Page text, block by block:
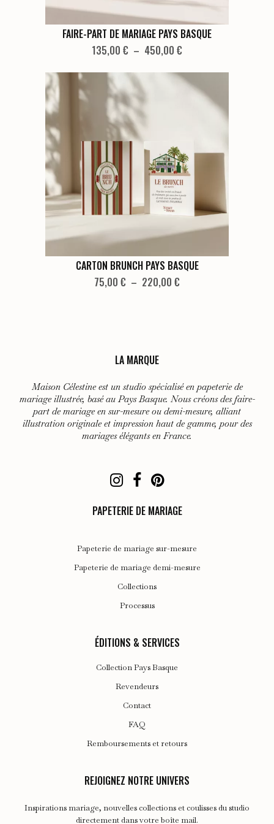
du
produit
plusieurs
variations.
Les
options
peuvent
être
choisies
sur
la
du
produit
FAIRE-PART DE MARIAGE PAYS BASQUE
135,00 € – 450,00 €Plage
prix :
135,00 €
être
choisies
sur
CARTON BRUNCH PAYS BASQUE
75,00 € – 220,00 €Plage
LA MARQUE
Maison Célestine est un studio spécialisé en papeterie de
mariage illustrée, basé au Pays Basque. Nous créons des faire-
part de mariage en sur-mesure ou demi-mesure, alliant
illustration originale et impression haut de gamme, pour des
mariages élégants en France.
PAPETERIE DE MARIAGE
Papeterie de mariage sur-mesure
Papeterie de mariage demi-mesure
Collections
Processus
ÉDITIONS & SERVICES
Collection Pays Basque
Revendeurs
Contact
FAQ
Remboursements et retours
REJOIGNEZ NOTRE UNIVERS
Inspirations mariage, nouvelles collections et coulisses du studio
directement dans votre boîte mail.